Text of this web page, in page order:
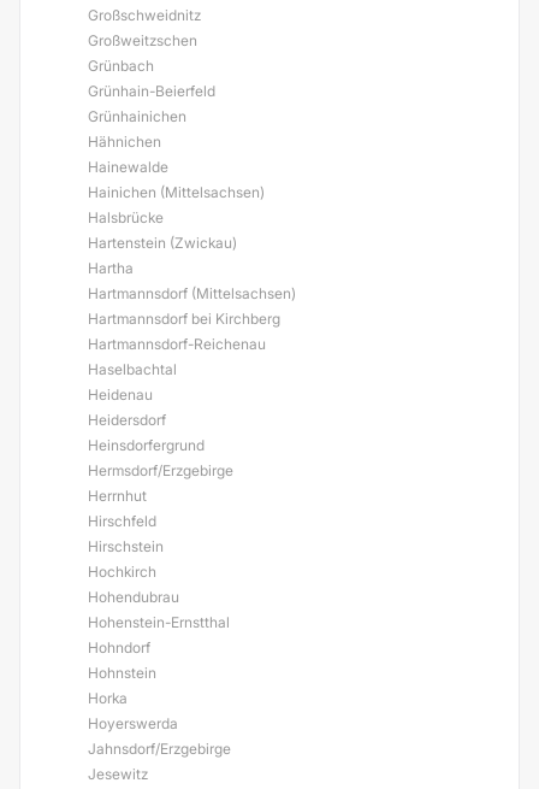
Großschweidnitz
Großweitzschen
Grünbach
Grünhain-Beierfeld
Grünhainichen
Hähnichen
Hainewalde
Hainichen (Mittelsachsen)
Halsbrücke
Hartenstein (Zwickau)
Hartha
Hartmannsdorf (Mittelsachsen)
Hartmannsdorf bei Kirchberg
Hartmannsdorf-Reichenau
Haselbachtal
Heidenau
Heidersdorf
Heinsdorfergrund
Hermsdorf/Erzgebirge
Herrnhut
Hirschfeld
Hirschstein
Hochkirch
Hohendubrau
Hohenstein-Ernstthal
Hohndorf
Hohnstein
Horka
Hoyerswerda
Jahnsdorf/Erzgebirge
Jesewitz